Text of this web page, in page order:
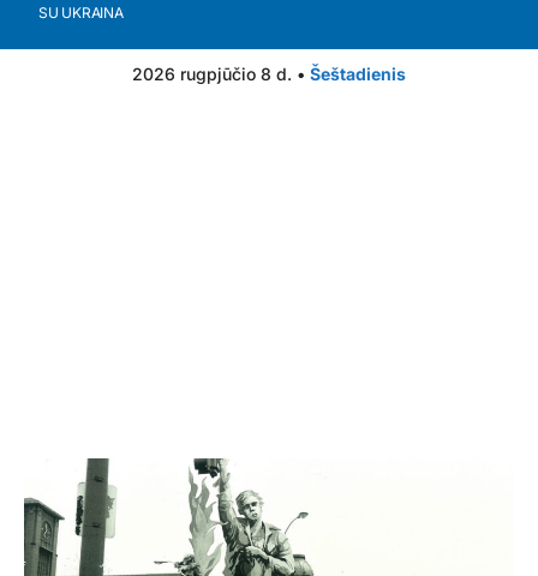
SU UKRAINA
2026 rugpjūčio 8 d. • Šeštadienis